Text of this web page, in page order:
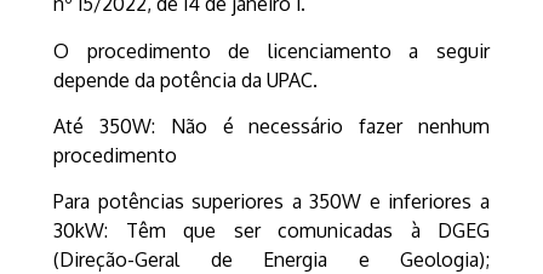
O procedimento de licenciamento a seguir
depende da potência da UPAC.
Até 350W: Não é necessário fazer nenhum
procedimento
Para potências superiores a 350W e inferiores a
30kW: Têm que ser comunicadas à DGEG
(Direção-Geral de Energia e Geologia);